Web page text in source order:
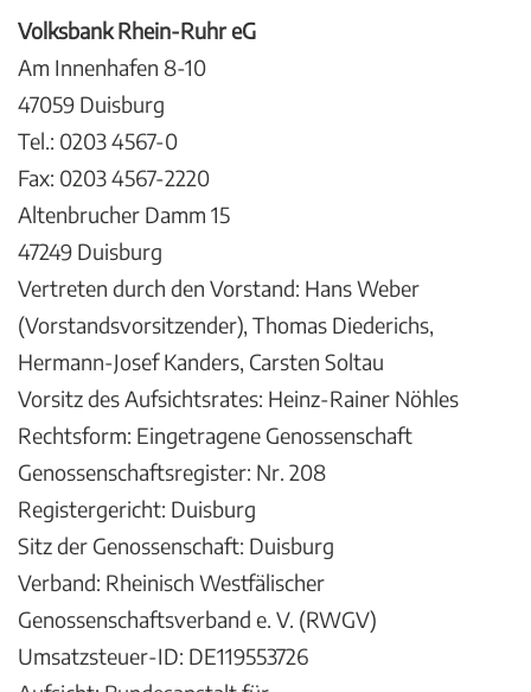
Volksbank Rhein-Ruhr eG
Am Innenhafen 8-10
47059 Duisburg
Tel.: 0203 4567-0
Fax: 0203 4567-2220
Altenbrucher Damm 15
47249 Duisburg
Vertreten durch den Vorstand: Hans Weber
(Vorstandsvorsitzender), Thomas Diederichs,
Hermann-Josef Kanders, Carsten Soltau
Vorsitz des Aufsichtsrates: Heinz-Rainer Nöhles
Rechtsform: Eingetragene Genossenschaft
Genossenschaftsregister: Nr. 208
Registergericht: Duisburg
Sitz der Genossenschaft: Duisburg
Verband: Rheinisch Westfälischer
Genossenschaftsverband e. V. (RWGV)
Umsatzsteuer-ID: DE119553726